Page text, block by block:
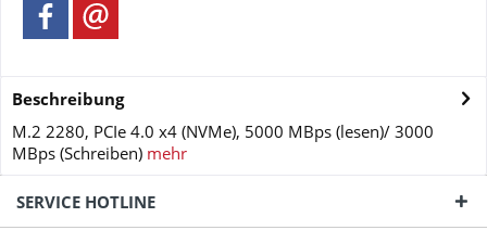
Beschreibung
M.2 2280, PCIe 4.0 x4 (NVMe), 5000 MBps (lesen)/ 3000
MBps (Schreiben) mehr
SERVICE HOTLINE